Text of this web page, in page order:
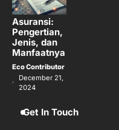
Asuransi:
Pengertian,
Jenis, dan
Manfaatnya
Eco Contributor
December 21,
2024
Get In Touch